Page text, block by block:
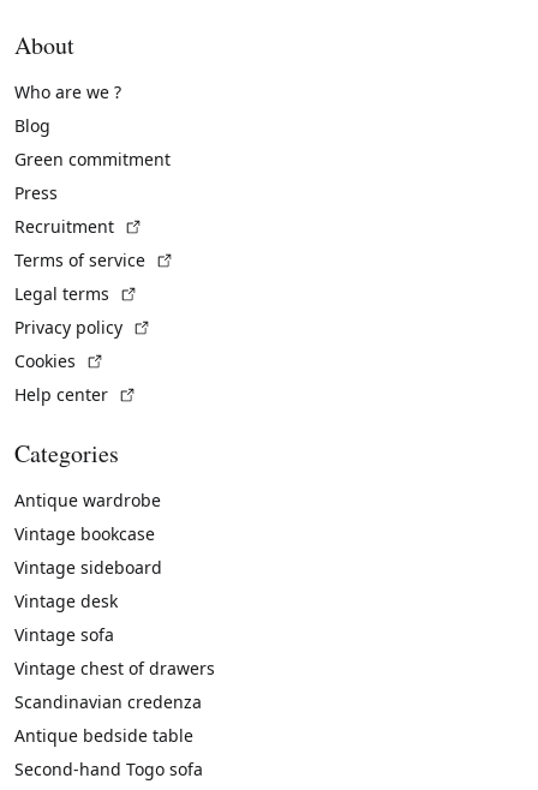
About
Who are we ?
Blog
Green commitment
Press
Recruitment
Terms of service
Legal terms
Privacy policy
Cookies
Help center
Categories
Antique wardrobe
Vintage bookcase
Vintage sideboard
Vintage desk
Vintage sofa
Vintage chest of drawers
Scandinavian credenza
Antique bedside table
Second-hand Togo sofa